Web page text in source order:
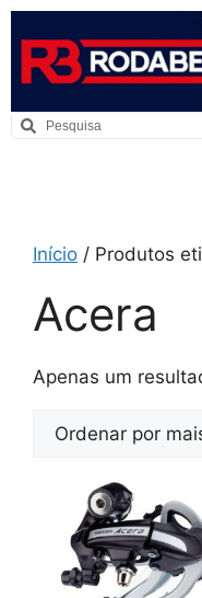
Início / Produtos
Acera
Apenas um